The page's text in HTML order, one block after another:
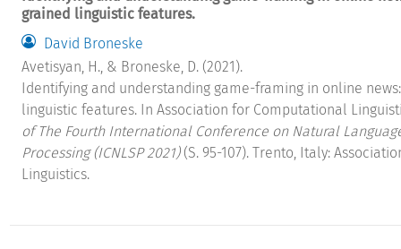
grained linguistic features.
David Broneske
Avetisyan, H., & Broneske, D. (2021).
Identifying and understanding game-framing in online
linguistic features. In Association for Computational
of The Fourth International Conference on Natural
Processing (ICNLSP 2021)(S. 95-107). Trento, Italy:
Linguistics.